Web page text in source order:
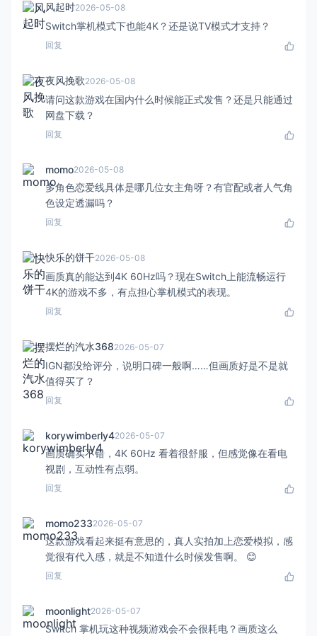
风起时2026-05-08
Switch掌机模式下也能4K？还是说TV模式才支持？
回复
夜风挽歌2026-05-08
请问这款游戏在国内什么时候能正式发售？还是只能通过
网盘下载？
回复
momo2026-05-08
多角色恋爱线具体是哪几位女主角呀？有官配或者人气角
色设定透漏吗？
回复
快乐的饼干2026-05-08
画质真的能达到4K 60Hz吗？现在Switch上能流畅运行
4K的游戏不多，有点担心掌机模式的表现。
回复
摆烂的汽水3682026-05-07
IGN都没给评分，说明口碑一般啊……但画质好是不是就
值得买了？
回复
korywimberly42026-05-07
画质确实不错，4K 60Hz 看着很舒服，但感觉像在看电
视剧，互动性有点弱。
回复
momo2332026-05-07
这款游戏看起来挺有意思的，真人实拍加上恋爱模拟，感
觉很有代入感，就是不知道什么时候发售啊。 😊
回复
moonlight2026-05-07
Switch 掌机玩这种视频游戏会不会很耗电？画质这么